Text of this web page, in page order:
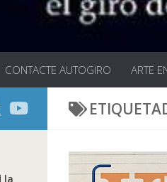
CONTACTE AUTOGIRO ARTE
la